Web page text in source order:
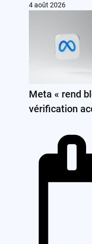
4 août 2026
Meta « rend
vérification